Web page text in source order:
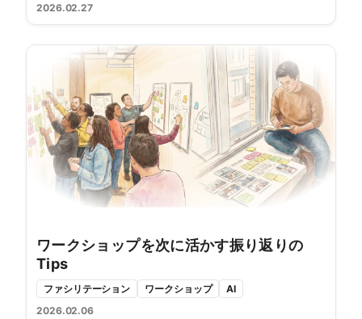
2026.02.27
ワークショップを次に活かす振り返りの
Tips
ファシリテーション ワークショップ
AI
2026.02.06